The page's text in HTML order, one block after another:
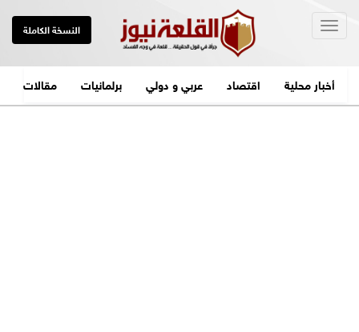
النسخة الكاملة
أخبار محلية اقتصاد عربي و دولي برلمانيات مقالات